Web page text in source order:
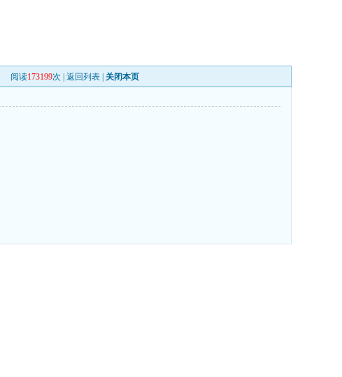
阅读173199次 | 返回列表 关闭本页